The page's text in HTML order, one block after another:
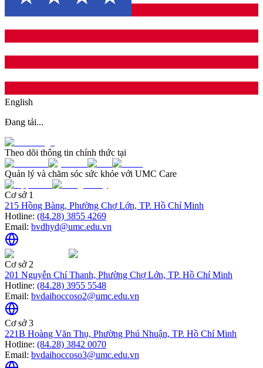
English
Đang tải...
Theo dõi thông tin chính thức tại
Quản lý và chăm sóc sức khỏe với UMC Care
Cơ sở 1
215 Hồng Bàng, Phường Chợ Lớn, TP. Hồ Chí Minh
Hotline: (84.28) 3855 4269
Email: bvdhyd@umc.edu.vn
Cơ sở 2
201 Nguyễn Chí Thanh, Phường Chợ Lớn, TP. Hồ Chí Minh
Hotline: (84.28) 3955 5548
Email: bvdaihoccoso2@umc.edu.vn
Cơ sở 3
221B Hoàng Văn Thụ, Phường Phú Nhuận, TP. Hồ Chí Minh
Hotline: (84.28) 3842 0070
Email: bvdaihoccoso3@umc.edu.vn